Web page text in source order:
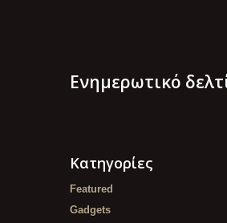
Ενημερωτικό
Κατηγορίες
Featured
Gadgets